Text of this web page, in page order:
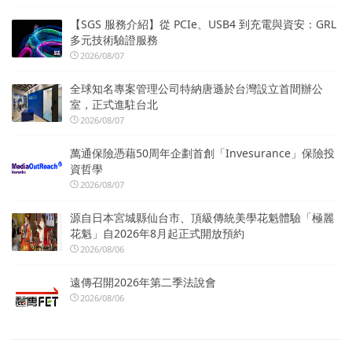
【SGS 服務介紹】從 PCIe、USB4 到充電與資安：GRL
多元技術驗證服務
2026/08/07
全球知名專案管理公司特納唐遜於台灣設立首間辦公
室，正式進駐台北
2026/08/07
萬通保險憑藉50周年企劃首創「Invesurance」保險投
資哲學
2026/08/07
源自日本宮城縣仙台市、頂級傳統美學花魁體驗「極麗
花魁」自2026年8月起正式開放預約
2026/08/06
遠傳召開2026年第二季法說會
2026/08/06